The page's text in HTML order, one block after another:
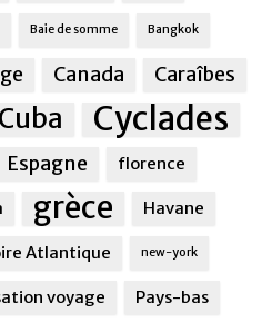
Baie de somme Bangkok
Canada Caraîbes
Cuba Cyclades
Espagne florence
grèce Havane
Atlantique new-york
voyage Pays-bas